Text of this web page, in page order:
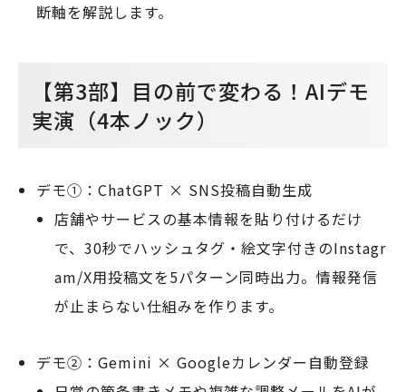
断軸を解説します。
【第3部】目の前で変わる！AIデモ
実演（4本ノック）
デモ①：ChatGPT × SNS投稿自動生成
店舗やサービスの基本情報を貼り付けるだけ
で、30秒でハッシュタグ・絵文字付きのInstagr
am/X用投稿文を5パターン同時出力。情報発信
が止まらない仕組みを作ります。
デモ②：Gemini × Googleカレンダー自動登録